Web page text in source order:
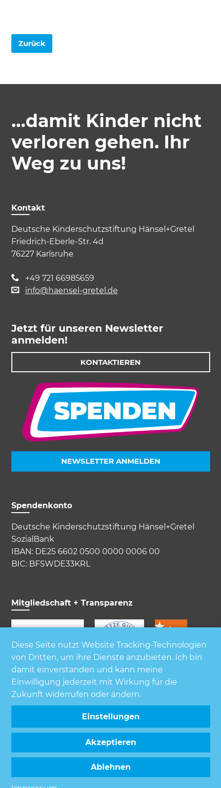
Zurück
…damit Kinder nicht
verloren gehen. Ihr
Weg zu uns!
Kontakt
Deutsche Kinderschutzstiftung Hänsel+Gretel
Friedrich-Eberle-Str. 4d
76227 Karlsruhe
+49 721 66985659
info@haensel-gretel.de
Jetzt für unseren Newsletter
anmelden!
KONTAKTIEREN
NEWSLETTER ANMELDEN
Spendenkonto
Deutsche Kinderschutzstiftung Hänsel+Gretel
SozialBank
IBAN: DE25 6602 0500 0000 0006 00
BIC: BFSWDE33KRL
Mitgliedschaft + Transparenz
© Deutsche Kinderschutzstiftung Hänsel + Gretel
Diese Seite nutzt Website Tracking-Technologien
von Dritten, um ihre Dienste anzubieten. Ich bin
damit einverstanden und kann meine
Einwilligung jederzeit mit Wirkung für die
Zukunft widerrufen oder ändern.
Einstellungen
Akzeptieren
Ablehnen
Cookie Informationen anzeigen
Akzeptieren Speichern